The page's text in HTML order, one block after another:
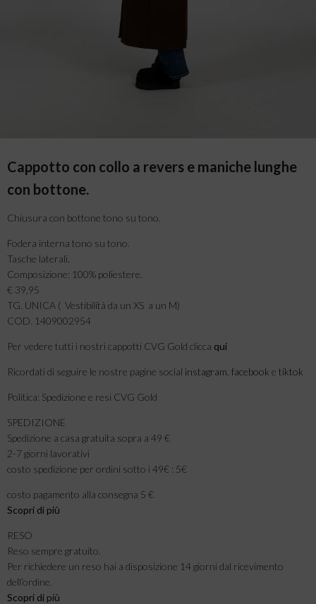
Cappotto con collo a revers e maniche lunghe
con bottone.
Chiusura con bottone tono su tono.
Fodera interna tono su tono.
Tasche laterali.
Composizione: 100% poliestere.
€ 39,95
TG. UNICA ( Vestibilità da un XS a un M)
COD. 1409002954
Per vedere tutti i nostri cappotti CVG Gold clicca qui
Ricordati di seguire le nostre pagine social instagram facebook e tiktok
Politica: Spedizione e resi CVG Gold
SPEDIZIONE
Spedizione a casa gratuita sopra a 49 €
2-7 giorni lavorativi
costo spedizione per ordini sotto i 49€ : 5€
costo pagamento alla consegna 5 €
Scopri di più
RESO
Reso sempre gratuito.
Per richiedere un reso hai a disposizione 14 giorni dal ricevimento
dell’ordine.
Scopri di più